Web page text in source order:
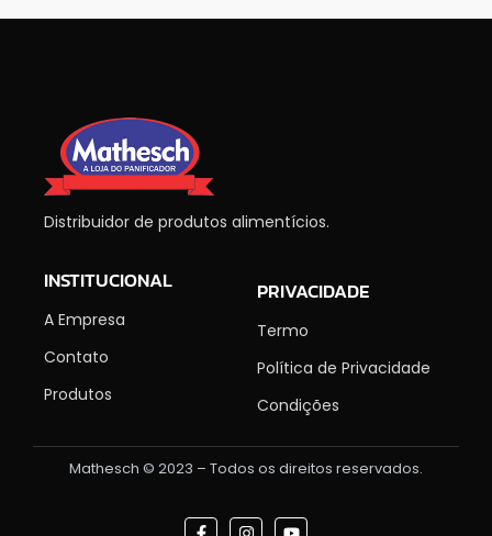
Distribuidor de produtos alimentícios.
INSTITUCIONAL
A Empresa
Contato
Produtos
PRIVACIDADE
Termo
Política de Privacidade
Condições
Mathesch © 2023 – Todos os direitos reservados.